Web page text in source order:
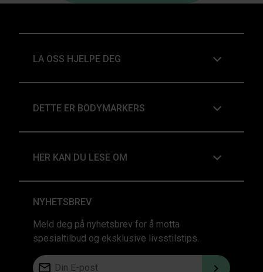
LA OSS HJELPE DEG
DETTE ER BODYMARKERS
HER KAN DU LESE OM
NYHETSBREV
Meld deg på nyhetsbrev for å motta
spesialtilbud og eksklusive livsstilstips.